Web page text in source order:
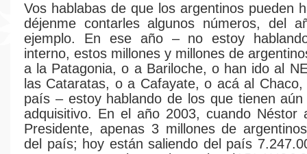
Vos hablabas de que los argentinos pueden
déjenme contarles algunos números, del
ejemplo. En ese año – no estoy
interno, estos millones y millones de
a la Patagonia, o a Bariloche, o han ido al
las Cataratas, o a Cafayate, o acá al
país – estoy hablando de los que tienen
adquisitivo. En el año 2003, cuando Néstor
Presidente, apenas 3 millones de
del país; hoy están saliendo del país